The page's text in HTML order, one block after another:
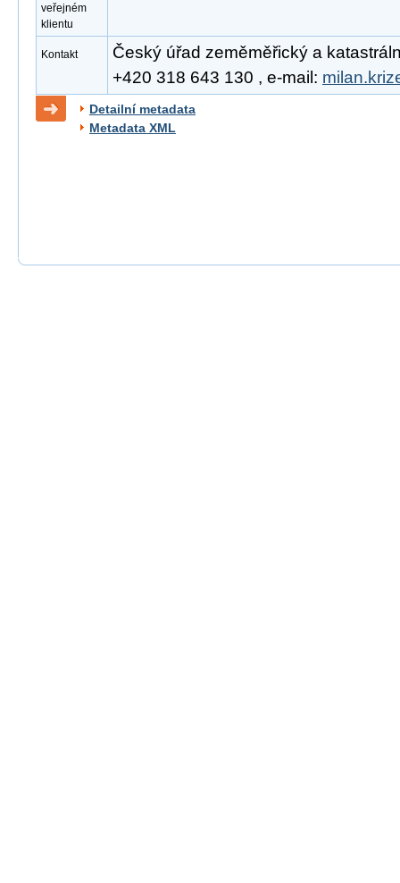
veřejném
klientu
Kontakt
Český úřad zeměměřický a
+420 318 643 130 , e-mail:
Detailní metadata
Metadata XML